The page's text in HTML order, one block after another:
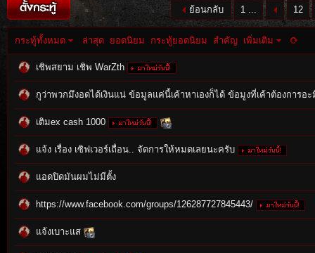
Inf
es
» › 1 ... 12
ย้อนกลับ
กระทู้ทั้งหมด ล่าสุด ยอดนิยม กระทู้ยอดนิยม สำคัญ เพิ่มเติม
เชิพสยาม เชิพ WarZth
กูว่าพวกมึงอดได้เงินแน่ ข้อมูลแค่นี้เค้าหาเองก็ได้ ข้อมูงที่เค้าต้องการอะ
เติมex cash 1000
แจ้ง เรื่อง เซิฟเวอร์เถื่อน.. จัดการให้หมดเลยนะครับ
แอดปิดมันผมไม่มีตั้ง
https://www.facebook.com/groups/126287727845443/
แจ้งเบาะแส